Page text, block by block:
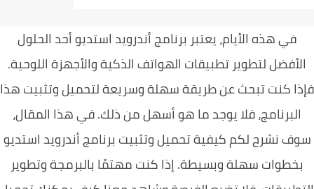
في هذه الأيام، يعتبر برنامج أندرويد استديو أحد الحلول
لتطوير تطبيقات الهواتف الذكية والأجهزة اللوحية.
كنت تبحث عن طريقة سهلة وسريعة لتحميل وتثبيت هذا
البرنامج، فلا يوجد ما هو أسهل من ذلك. في هذا المقال،
نشرح لكم كيفية تحميل وتثبيت برنامج أندرويد استديو
سهلة وبسيطة. إذا كنت مهتمًا بالبرمجة وتطوير